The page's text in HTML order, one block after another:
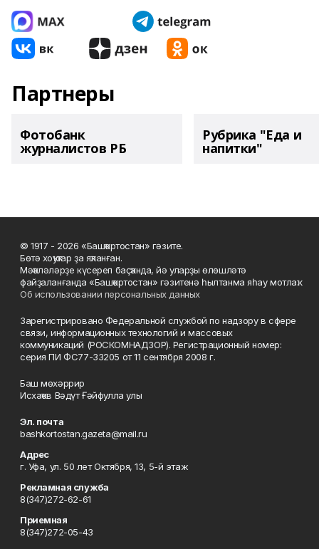
Партнеры
Фотобанк
журналистов РБ
Рубрика "Еда и
напитки"
© 1917 - 2026 «Башҡортостан» гәзите.
Бөтә хоҡуҡтар ҙа яҡланған.
Мәҡәләләрҙе күсереп баҫҡанда, йә уларҙы өлөшләтә
файҙаланғанда «Башҡортостан» гәзитенә һылтанма яһау мотлаҡ.
Об использовании персональных данных
Зарегистрировано Федеральной службой по надзору в сфере
связи, информационных технологий и массовых
коммуникаций (РОСКОМНАДЗОР). Регистрационный номер:
серия ПИ ФС77-33205 от 11 сентября 2008 г.
Баш мөхәррир
Исхаҡов Вәдүт Ғәйфулла улы
Эл. почта
bashkortostan.gazeta@mail.ru
Адрес
г. Уфа, ул. 50 лет Октября, 13, 5-й этаж
Рекламная служба
8(347)272-62-61
Приемная
8(347)272-05-43